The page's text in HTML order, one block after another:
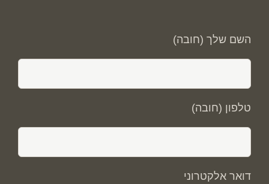
השם שלך (חובה)
טלפון (חובה)
דואר אלקטרוני